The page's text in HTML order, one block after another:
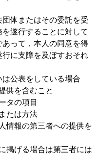
体またはその委託を受
遂行することに対して
って，本人の同意を得
に支障を及ぼすおそれ
公表をしている場合
供を含むこと
タの項目
たは方法
情報の第三者への提供を
掲げる場合は第三者には